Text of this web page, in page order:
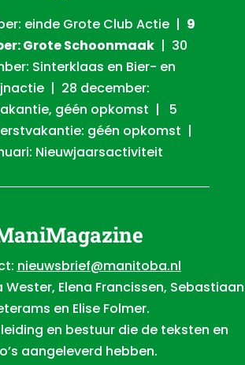
einde Grote Club Actie | 9
Grote Schoonmaak | 30
Sinterklaas en Bier- en
| 28 december:
géén opkomst | 5
géén opkomst |
Nieuwjaarsactiviteit
nieuwsbrief@manitoba.nl
Elena Francissen, Sebastiaan
en Elise Folmer.
en bestuur die de teksten en
aangeleverd hebben.